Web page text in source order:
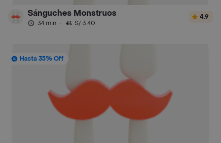
Sánguches Monstruos
34 min · S/ 3.40
4.9
Hasta 35% Off